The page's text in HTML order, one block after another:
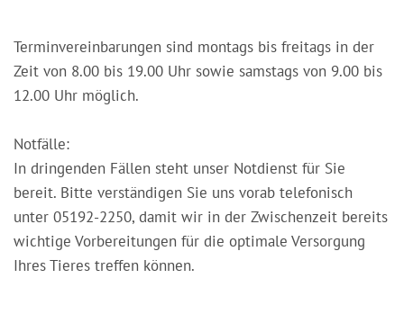
Terminvereinbarungen sind montags bis freitags in der
Zeit von 8.00 bis 19.00 Uhr sowie samstags von 9.00 bis
12.00 Uhr möglich.
Notfälle:
In dringenden Fällen steht unser Notdienst für Sie
bereit. Bitte verständigen Sie uns vorab telefonisch
unter 05192-2250, damit wir in der Zwischenzeit bereits
wichtige Vorbereitungen für die optimale Versorgung
Ihres Tieres treffen können.